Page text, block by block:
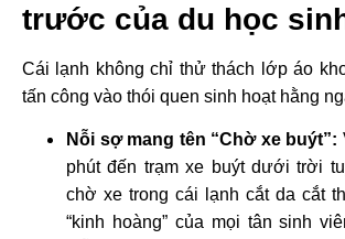
trước của du học
Cái lạnh không chỉ thử thách lớp áo
tấn công vào thói quen sinh hoạt hằng
Nỗi sợ mang tên “Chờ xe buýt”:
phút đến trạm xe buýt dưới trời
chờ xe trong cái lạnh cắt da cắt
“kinh hoàng” của mọi tân sinh